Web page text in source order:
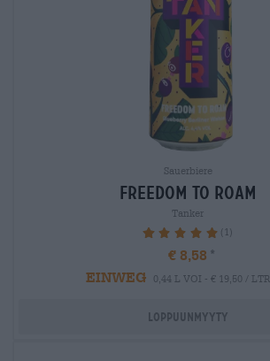
Sauerbiere
freedom to roam
Tanker
100% (1)
€ 8,58
EINWEG
0,44 L VOI - € 19,50 / LTR
Loppuunmyyty